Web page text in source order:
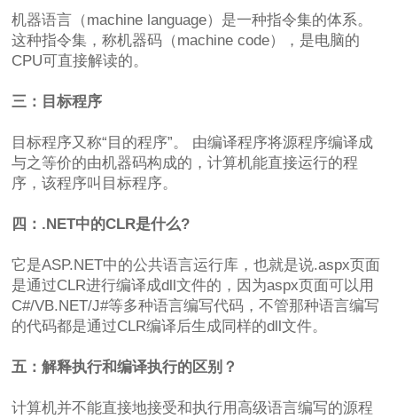
机器语言（machine language）是一种指令集的体系。
这种指令集，称机器码（machine code），是电脑的
CPU可直接解读的。
三：目标程序
目标程序又称“目的程序”。 由编译程序将源程序编译成
与之等价的由机器码构成的，计算机能直接运行的程
序，该程序叫目标程序。
四：.NET中的CLR是什么?
它是ASP.NET中的公共语言运行库，也就是说.aspx页面
是通过CLR进行编译成dll文件的，因为aspx页面可以用
C#/VB.NET/J#等多种语言编写代码，不管那种语言编写
的代码都是通过CLR编译后生成同样的dll文件。
五：解释执行和编译执行的区别？
计算机并不能直接地接受和执行用高级语言编写的源程